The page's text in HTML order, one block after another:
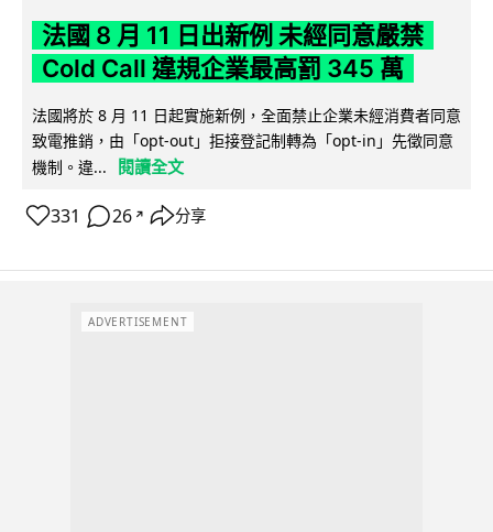
法國 8 月 11 日出新例 未經同意嚴禁
Cold Call 違規企業最高罰 345 萬
法國將於 8 月 11 日起實施新例，全面禁止企業未經消費者同意
致電推銷，由「opt-out」拒接登記制轉為「opt-in」先徵同意
機制。違...
閱讀全文
331 26 ↗ 分享
ADVERTISEMENT